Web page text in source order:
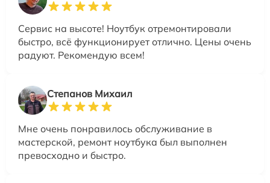
Сервис на высоте! Ноутбук отремонтировали
быстро, всё функционирует отлично. Цены очень
радуют. Рекомендую всем!
Степанов Михаил
Мне очень понравилось обслуживание в
мастерской, ремонт ноутбука был выполнен
превосходно и быстро.